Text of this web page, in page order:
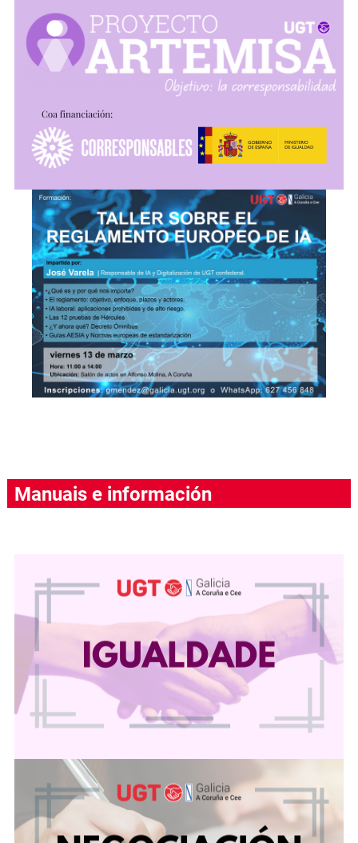
Manuais e información